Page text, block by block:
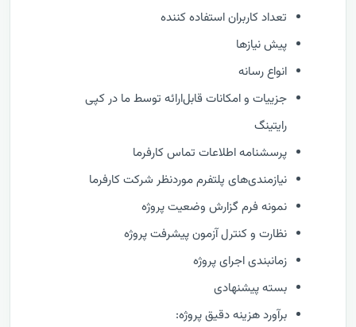
تعداد کاربران استفاده کننده
پیش نیازها
انواع رسانه
جزییات و امکانات قابل‌ارائه توسط ما در کپی
رایتینگ
پرسشنامه اطلاعات تماس کارفرما
نیازمندی‌های پلتفرم موردنظر شرکت کارفرما
نمونه فرم گزارش وضعيت پروژه
نظارت و كنترل آزمون پیشرفت پروژه
زمانبندی اجرای پروژه
بسته پیشنهادی
برآورد هزینه دقیق پروژه: